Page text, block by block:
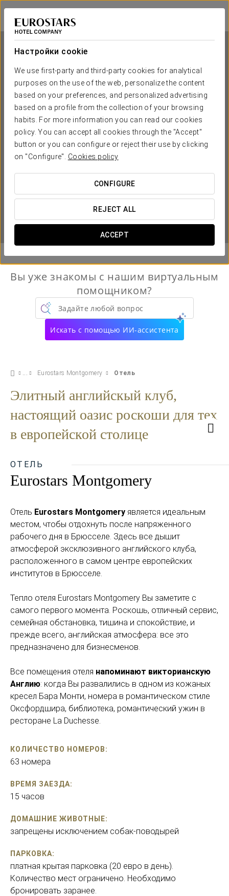
Настройки cookie
We use first-party and third-party cookies for analytical
purposes on the use of the web, personalize the content
based on your preferences, and personalized advertising
based on a profile from the collection of your browsing
habits. For more information you can read our cookies
policy. You can accept all cookies through the "Accept"
button or you can configure or reject their use by clicking
on "Configure". Cookies policy
CONFIGURE
REJECT ALL
ACCEPT
Eurostars Montgomery
БРЮССЕЛЬ
Eurostars Montgomery
БРЮССЕЛЬ
 
Вы уже знакомы с нашим виртуальным
помощником?
Задайте любой вопрос
Искать с помощью ИИ-ассистента
Eurostars Montgomery Отель
Элитный английскый клуб,
настоящий оазис роскоши для тех
в европейской столице
ОТЕЛЬ
Eurostars Montgomery
Отель Eurostars Montgomery является идеальным
местом, чтобы отдохнуть после напряженного
рабочего дня в Брюсселе. Здесь все дышит
атмосферой эксклюзивного английского клуба,
расположенного в самом центре европейских
институтов в Брюсселе.
Тепло отеля Eurostars Montgomery Вы заметите с
самого первого момента. Роскошь, отличный сервис,
семейная обстановка, тишина и спокойствие, и
прежде всего, английская атмосфера: все это
предназначено для бизнесменов.
Все помещения отеля напоминают викторианскую
Англию: когда Вы развалились в одном из кожаных
кресел Бара Монти, номера в романтическом стиле
Оксфордшира, библиотека, романтический ужин в
ресторане La Duchesse.
КОЛИЧЕСТВО НОМЕРОВ:
63 номера
ВРЕМЯ ЗАЕЗДА:
15 часов
ДОМАШНИЕ ЖИВОТНЫЕ:
запрещены исключением собак-поводырей
ПАРКОВКА:
платная крытая парковка (20 евро в день).
Количество мест ограничено. Необходимо
бронировать заранее.